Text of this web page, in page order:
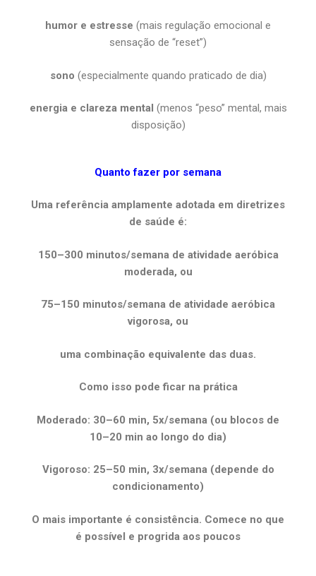
humor e estresse (mais regulação emocional e
sensação de “reset”)
sono (especialmente quando praticado de dia)
energia e clareza mental (menos “peso” mental, mais
disposição)
Quanto fazer por semana
Uma referência amplamente adotada em diretrizes
de saúde é:
150–300 minutos/semana de atividade aeróbica
moderada, ou
75–150 minutos/semana de atividade aeróbica
vigorosa, ou
uma combinação equivalente das duas.
Como isso pode ficar na prática
Moderado: 30–60 min, 5x/semana (ou blocos de
10–20 min ao longo do dia)
Vigoroso: 25–50 min, 3x/semana (depende do
condicionamento)
O mais importante é consistência. Comece no que
é possível e progrida aos poucos